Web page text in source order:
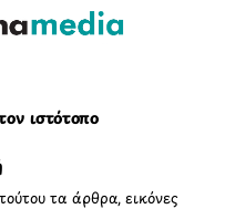
ιστότοπο
τα άρθρα, εικόνες